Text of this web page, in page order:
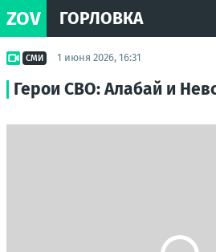
ZOV ГОРЛОВКА
СМИ 1 июня 2026, 16:31
Герои СВО: Алабай и